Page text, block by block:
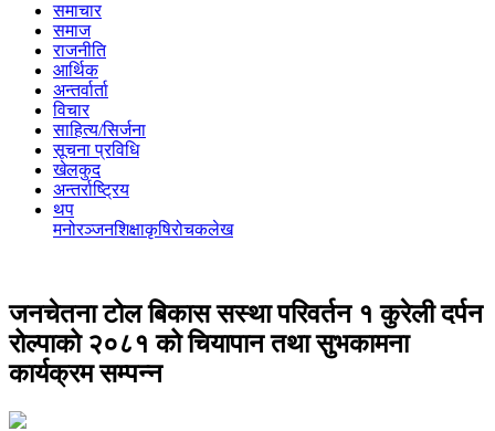
समाचार
समाज
राजनीति
आर्थिक
अन्तर्वार्ता
विचार
साहित्य/सिर्जना
सूचना प्रविधि
खेलकुद
अन्तर्राष्ट्रिय
थप
मनोरञ्‍जनशिक्षाकृषिरोचकलेख
जनचेतना टोल बिकास सस्था परिवर्तन १ कुरेली दर्पन
रोल्पाको २०८१ को चियापान तथा सुभकामना
कार्यक्रम सम्पन्न